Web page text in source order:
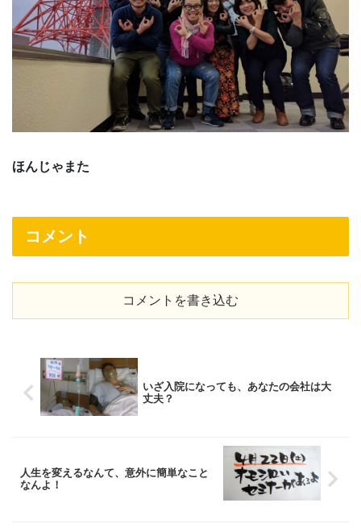
ほんじゃまた
コメント
コメントを書き込む
いざ入院になっても、あなたの会社は大
丈夫？
人生を変えるなんて、意外に簡単なこと
なんよ！